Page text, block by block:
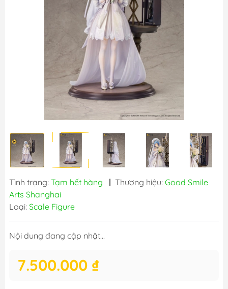
Tình trạng: Tạm hết hàng | Thương hiệu: Good Smile
Arts Shanghai
Loại: Scale Figure
Nội dung đang cập nhật...
7.500.000 ₫